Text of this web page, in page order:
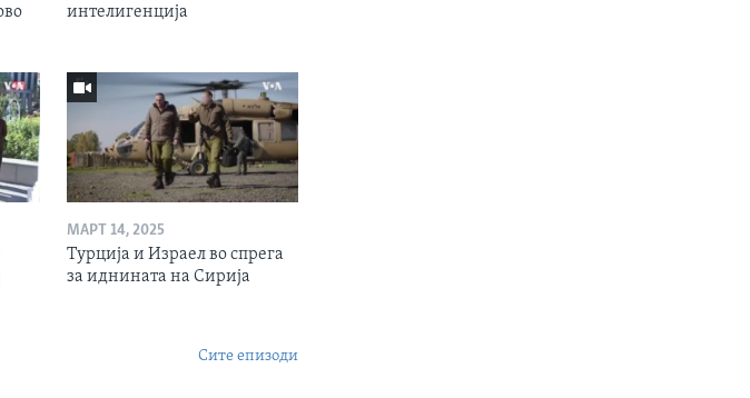
интелигенција
МАРТ 14, 2025
Турција и Израел во спрега
за иднината на Сирија
Сите епизоди